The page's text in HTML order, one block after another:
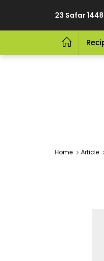
23 Safar
Home Article